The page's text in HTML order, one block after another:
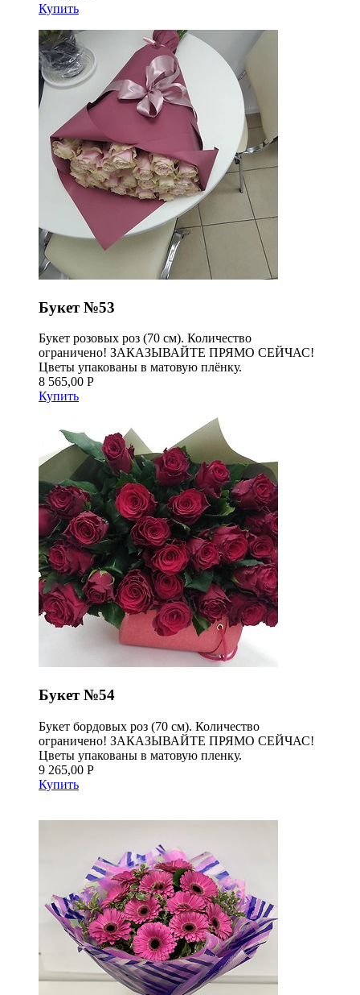
Купить
Букет №53
Букет розовых роз (70 см). Количество
ограничено! ЗАКАЗЫВАЙТЕ ПРЯМО СЕЙЧАС!
Цветы упакованы в матовую плёнку.
8 565,00 Р
Купить
Букет №54
Букет бордовых роз (70 см). Количество
ограничено! ЗАКАЗЫВАЙТЕ ПРЯМО СЕЙЧАС!
Цветы упакованы в матовую пленку.
9 265,00 Р
Купить